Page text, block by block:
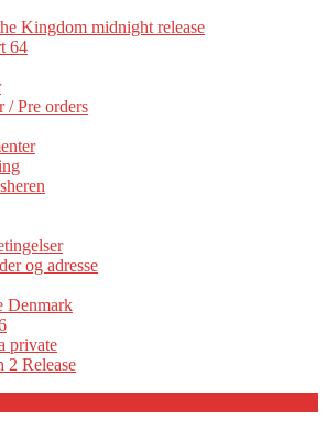
Kingdom midnight release
64
/ Pre orders
og adresse
Denmark
private
2 Release